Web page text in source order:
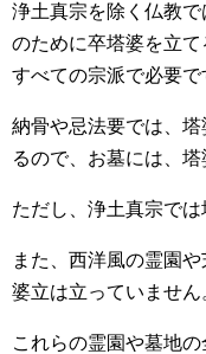
浄土真宗を除く仏教
のために卒塔婆を立
すべての宗派で必要で
納骨や忌法要では、
るので、お墓には、
ただし、浄土真宗では
また、西洋風の霊園
婆立は立っていません
これらの霊園や墓地